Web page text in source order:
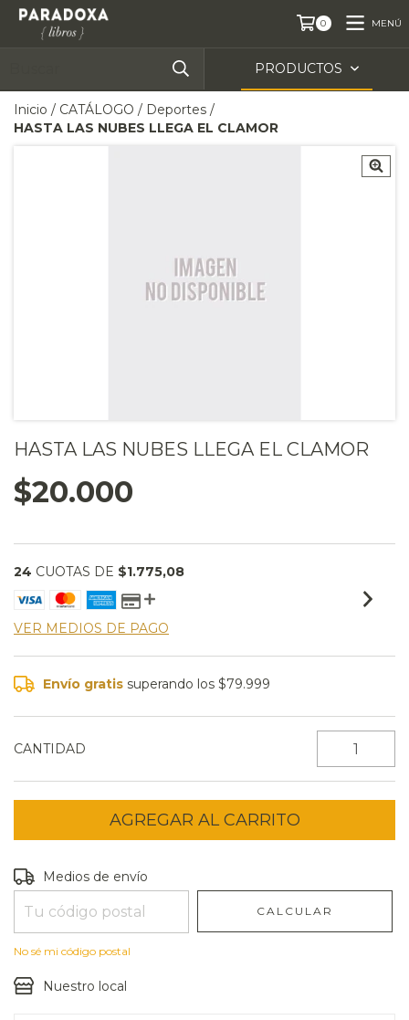
0 MENÚ
PRODUCTOS
Inicio / CATÁLOGO / Deportes /
HASTA LAS NUBES LLEGA EL CLAMOR
HASTA LAS NUBES LLEGA EL CLAMOR
$20.000
24 CUOTAS DE $1.775,08
VER MEDIOS DE PAGO
Envío gratis superando los$79.999
CANTIDAD
Entregas para el CP:
Medios de envío
CALCULAR
No sé mi código postal
Nuestro local